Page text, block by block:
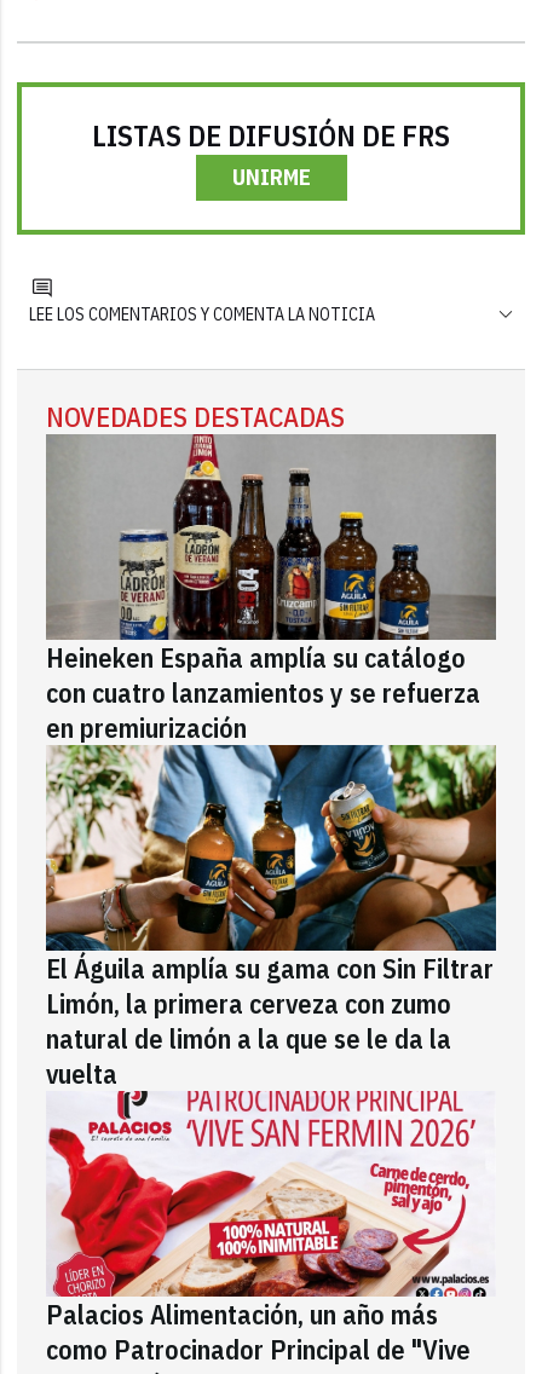
LISTAS DE DIFUSIÓN DE FRS
UNIRME
LEE LOS COMENTARIOS Y COMENTA LA NOTICIA
NOVEDADES DESTACADAS
Heineken España amplía su catálogo
con cuatro lanzamientos y se refuerza
en premiurización
El Águila amplía su gama con Sin Filtrar
Limón, la primera cerveza con zumo
natural de limón a la que se le da la
vuelta
Palacios Alimentación, un año más
como Patrocinador Principal de "Vive